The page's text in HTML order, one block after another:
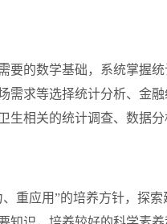
要的数学基础，系统掌握
需求等选择统计分析、金
生相关的统计调查、数据
重应用”的培养方针，探